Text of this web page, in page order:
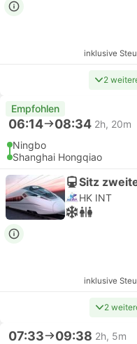
inklusive
2
Empfohlen
06:14 08:34 2h, 20m
Ningbo
Shanghai Hongqiao
Sitz
HK INT
inklusive
2
07:33 09:38 2h, 5m